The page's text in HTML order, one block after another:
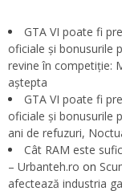
GTA VI poate fi
oficiale și bonusurile
revine în competiție:
aștepta
GTA VI poate fi
oficiale și bonusurile
ani de refuzuri,
Cât RAM este
– Urbanteh.ro on
afectează industria